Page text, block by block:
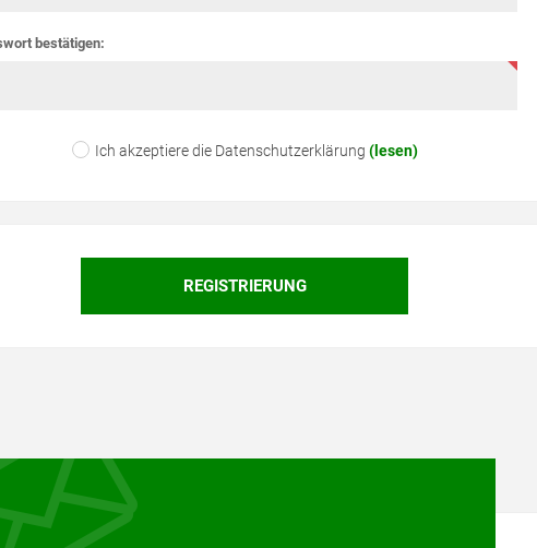
bestätigen:
Ich akzeptiere die Datenschutzerklärung (lesen)